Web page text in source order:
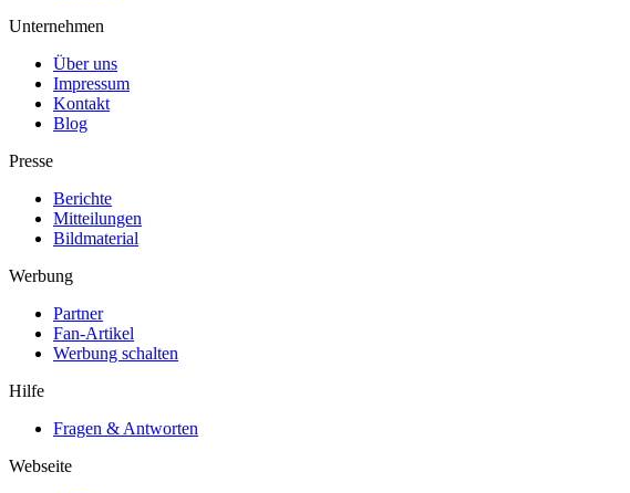
Unternehmen
Über uns
Impressum
Kontakt
Blog
Presse
Berichte
Mitteilungen
Bildmaterial
Werbung
Partner
Fan-Artikel
Werbung schalten
Hilfe
Fragen & Antworten
Webseite